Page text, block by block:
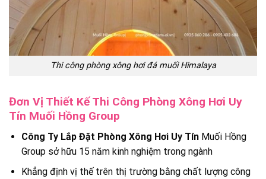
Thi công phòng xông hơi đá muối Himalaya
Đơn Vị Thiết Kế Thi Công Phòng Xông Hơi Uy
Tín Muối Hồng Group
Công Ty Lắp Đặt Phòng Xông Hơi Uy Tín Muối Hồng
Group sở hữu 15 năm kinh nghiệm trong ngành
Khẳng định vị thế trên thị trường bằng chất lượng công